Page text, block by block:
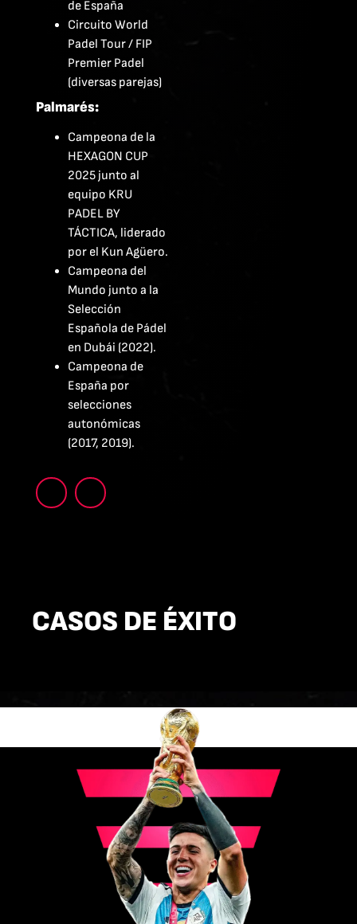
de España
Circuito World
Padel Tour / FIP
Premier Padel
(diversas parejas)
Palmarés:
Campeona de la
HEXAGON CUP
2025 junto al
equipo KRU
PADEL BY
TÁCTICA, liderado
por el Kun Agüero.
Campeona del
Mundo junto a la
Selección
Española de Pádel
en Dubái (2022).
Campeona de
España por
selecciones
autonómicas
(2017, 2019).
CASOS DE ÉXITO